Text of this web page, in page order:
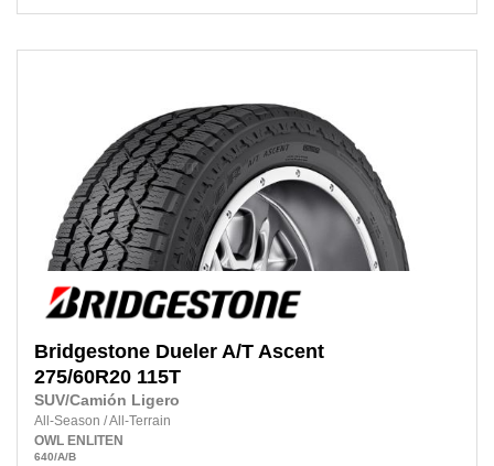
Bridgestone Dueler A/T Ascent
275/60R20 115T
SUV/Camión Ligero
All-Season /All-Terrain
OWL ENLITEN
640/A/B